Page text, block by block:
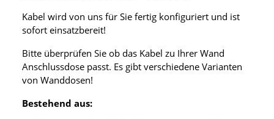
Kabel wird von uns für Sie fertig konfiguriert und ist
sofort einsatzbereit!
Bitte überprüfen Sie ob das Kabel zu Ihrer Wand
Anschlussdose passt. Es gibt verschiedene Varianten
von Wanddosen!
Bestehend aus: